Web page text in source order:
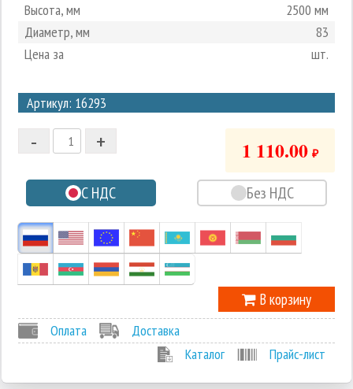
Высота, мм
2500 мм
Диаметр, мм
83
Цена за
шт.
Артикул: 16293
2
1
-1
+
- 1 110.00 ₽
С НДС Без НДС
В корзину
Оплата
Доставка
Каталог
Прайс-лист